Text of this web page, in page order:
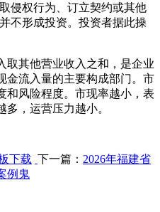
侵权行为、订立契约或其他
不形成投资。投资者据此操
其他营业收入之和，是企业
金流入量的主要构成部门。市
和风险程度。市现率越小，表
，运营压力越小。
下载 下一篇： 2026年福建省
例鬼